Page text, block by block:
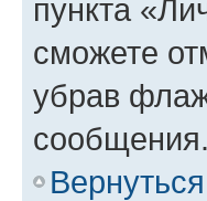
пункта
сможете
убрав
сообщения.